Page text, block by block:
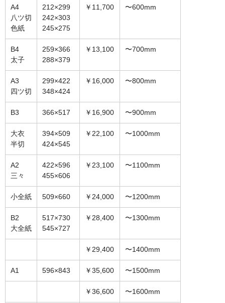
ショップ
For overseas customers
会社案内
オーダーメイド額装
額装のご相談・注文方法
額装参考作品
A4
八ツ切
色紙
212×299
242×303
245×275
￥11,700 〜600mm
B4
太子
259×366
288×379
￥13,100 〜700mm
A3
四ツ切
299×422
348×424
￥16,000 〜800mm
B3 366×517 ￥16,900 〜900mm
大衣
半切
394×509
424×545
￥22,100 〜1000mm
A2
三々
422×596
455×606
￥23,100 〜1100mm
小全紙 509×660 ￥24,000 〜1200mm
B2
大全紙
517×730
545×727
￥28,400 〜1300mm
￥29,400 〜1400mm
A1 596×843 ￥35,600 〜1500mm
￥36,600 〜1600mm